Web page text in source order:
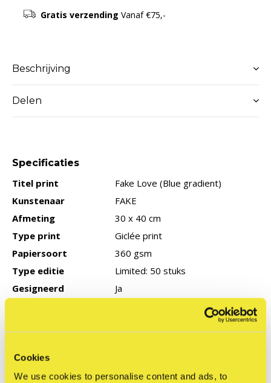
Cookies
We use cookies to personalise content and ads, to
Gratis verzending Vanaf €75,-
Beschrijving
Delen
Specificaties
Titel print
Fake Love (Blue gradient)
Kunstenaar
FAKE
Afmeting
30 x 40 cm
Type print
Giclée print
Papiersoort
360 gsm
Type editie
Limited: 50 stuks
Gesigneerd
Ja
Reviews